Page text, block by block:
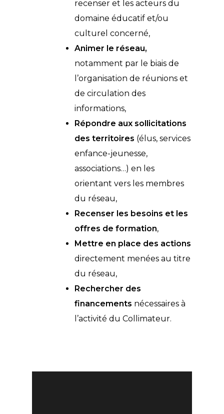
recenser et les acteurs du
domaine éducatif et/ou
culturel concerné,
Animer le réseau,
notamment par le biais de
l’organisation de réunions et
de circulation des
informations,
Répondre aux sollicitations
des territoires (élus, services
enfance-jeunesse,
associations…) en les
orientant vers les membres
du réseau,
Recenser les besoins et les
offres de formation,
Mettre en place des actions
directement menées au titre
du réseau,
Rechercher des
financements nécessaires à
l’activité du Collimateur.